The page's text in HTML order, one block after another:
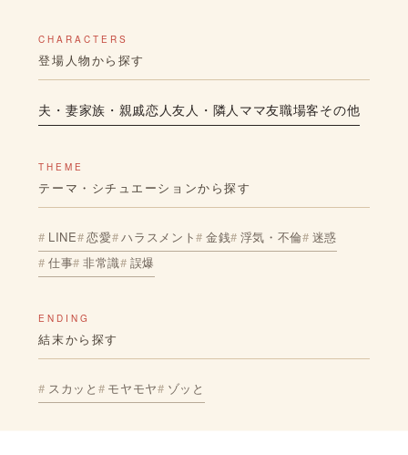
CHARACTERS
登場人物から探す
夫・妻家族・親戚恋人友人・隣人 ママ友職場客その他
THEME
テーマ・シチュエーションから探す
LINE 恋愛 ハラスメント 金銭 浮気・不倫 迷惑
仕事 非常識 誤爆
ENDING
結末から探す
スカッと モヤモヤ ゾッと